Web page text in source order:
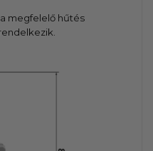
megfelelő hűtés